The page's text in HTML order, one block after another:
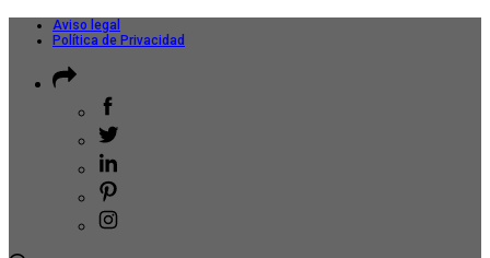
Aviso legal
Política de Privacidad